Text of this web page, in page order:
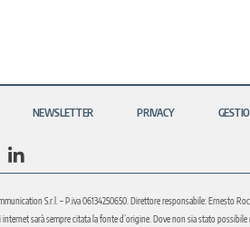
NEWSLETTER PRIVACY
S.r.l. – P.iva 06134250650. Direttore responsabile: Ernesto
sarà sempre citata la fonte d’origine. Dove non sia stato